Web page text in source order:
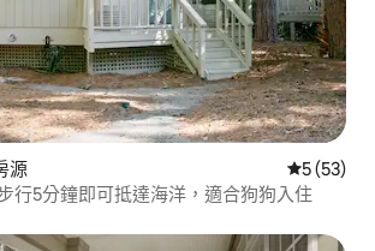
源 從 53 則評
5 (53)
行5分鐘即可抵達海洋，適合狗狗入住